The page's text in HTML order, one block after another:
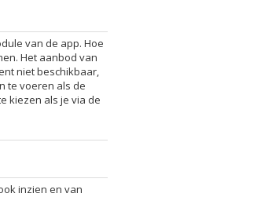
van de app. Hoe
Het aanbod van
niet beschikbaar,
te voeren als de
kiezen als je via de
inzien en van